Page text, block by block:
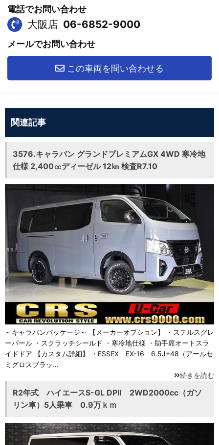
電話でお問い合わせ
大阪店 06-6852-9000
メールでお問い合わせ
この車両を問い合わせる
関連記事
3576.キャラバン グランドプレミアムGX 4WD 寒冷地
仕様 2,400㏄ディーゼル 12㎞ 検査R7.10
～キャラバンパッケージ～ 【メーカーオプション】 ・ステルスグレ
ーパール ・スクラッチシールド ・寒冷地仕様 ・助手席オートスラ
イドドア 【カスタム詳細】 ・ESSEX EX-16 6.5J+48（アールセ
ミグロスブラッ…
続きを読む
R2年式 ハイエースS-GL DPⅡ 2WD2000cc（ガソ
リン車）5人乗車 0.9万ｋｍ